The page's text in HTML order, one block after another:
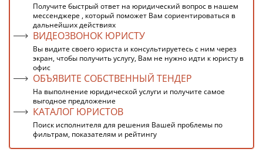
Получите быстрый ответ на юридический вопрос в нашем
мессенджере , который поможет Вам сориентироваться в
дальнейших действиях
ВИДЕОЗВОНОК ЮРИСТУ
Вы видите своего юриста и консультируетесь с ним через
экран, чтобы получить услугу, Вам не нужно идти к юристу в
офис
ОБЪЯВИТЕ СОБСТВЕННЫЙ ТЕНДЕР
На выполнение юридической услуги и получите самое
выгодное предложение
КАТАЛОГ ЮРИСТОВ
Поиск исполнителя для решения Вашей проблемы по
фильтрам, показателям и рейтингу